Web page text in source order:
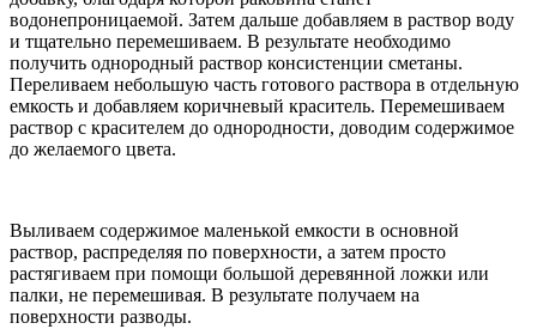
водонепроницаемой. Затем дальше добавляем в раствор воду
и тщательно перемешиваем. В результате необходимо
получить однородный раствор консистенции сметаны.
Переливаем небольшую часть готового раствора в отдельную
емкость и добавляем коричневый краситель. Перемешиваем
раствор с красителем до однородности, доводим содержимое
до желаемого цвета.
Выливаем содержимое маленькой емкости в основной
раствор, распределяя по поверхности, а затем просто
растягиваем при помощи большой деревянной ложки или
палки, не перемешивая. В результате получаем на
поверхности разводы.